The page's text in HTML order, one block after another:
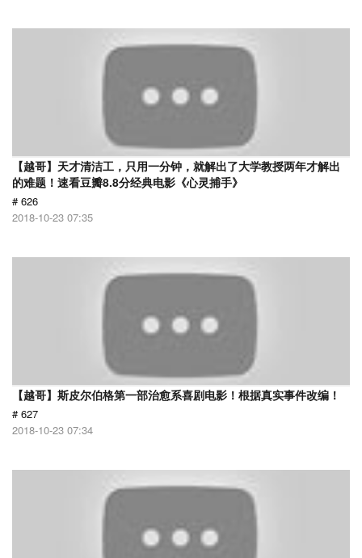
【越哥】天才清洁工，只用一分钟，就解出了大学教授两年才解出
的难题！速看豆瓣8.8分经典电影《心灵捕手》
# 626
2018-10-23 07:35
【越哥】斯皮尔伯格第一部治愈系喜剧电影！根据真实事件改编！
# 627
2018-10-23 07:34